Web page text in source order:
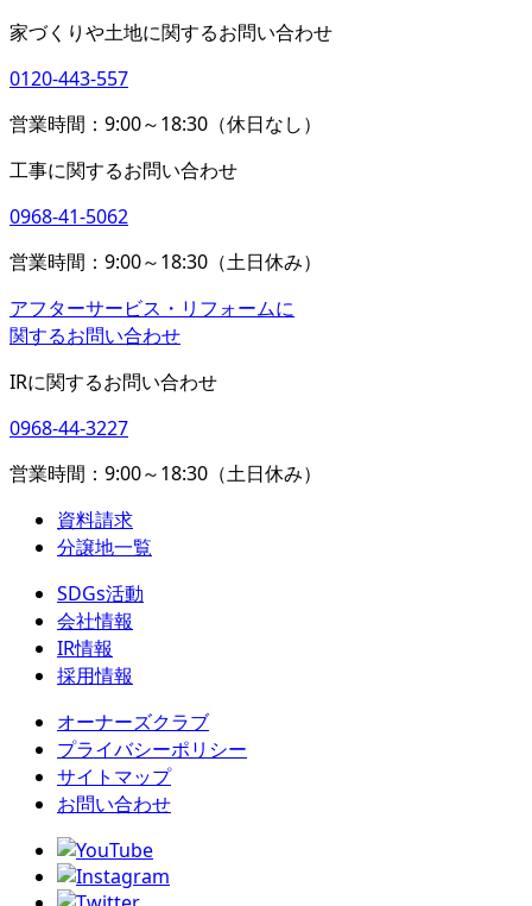
家づくりや土地に関するお問い合わせ
0120-443-557
営業時間：9:00～18:30（休日なし）
工事に関するお問い合わせ
0968-41-5062
営業時間：9:00～18:30（土日休み）
アフターサービス・リフォームに
関するお問い合わせ
IRに関するお問い合わせ
0968-44-3227
営業時間：9:00～18:30（土日休み）
資料請求
分譲地一覧
SDGs活動
会社情報
IR情報
採用情報
オーナーズクラブ
プライバシーポリシー
サイトマップ
お問い合わせ